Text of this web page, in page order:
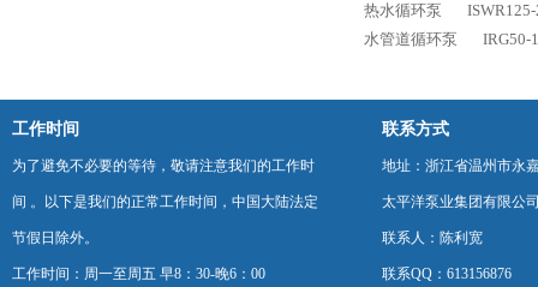
热水循环泵
水管道循环泵
IRG50-
工作时间
为了避免不必要的等待，敬请注意我们的工作时
间 。以下是我们的正常工作时间，中国大陆法定
节假日除外。
工作时间：周一至周五 早8：30-晚6：00
联系方式
地址：浙江省温州市永
太平洋泵业集团有限公
联系人：陈利宽
联系QQ：613156876